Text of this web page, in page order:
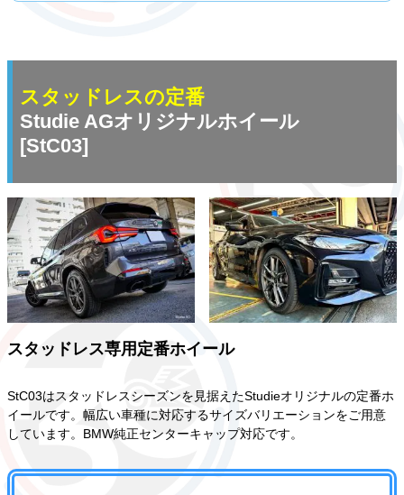
スタッドレスの定番
Studie AGオリジナルホイール
[StC03]
スタッドレス専用定番ホイール
StC03はスタッドレスシーズンを見据えたStudieオリジナルの定番ホ
イールです。幅広い車種に対応するサイズバリエーションをご用意
しています。BMW純正センターキャップ対応です。